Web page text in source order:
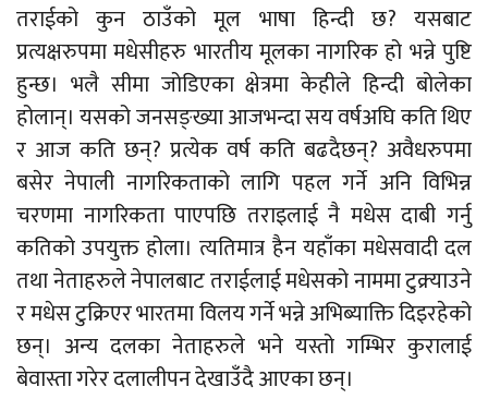
तराईको कुन ठाउँको मूल भाषा हिन्दी छ? यसबाट
प्रत्यक्षरुपमा मधेसीहरु भारतीय मूलका नागरिक हो भन्ने पुष्टि
हुन्छ। भलै सीमा जोडिएका क्षेत्रमा केहीले हिन्दी बोलेका
होलान्। यसको जनसङ्ख्या आजभन्दा सय वर्षअघि कति थिए
र आज कति छन्? प्रत्येक वर्ष कति बढदैछन्? अवैधरुपमा
बसेर नेपाली नागरिकताको लागि पहल गर्ने अनि विभिन्न
चरणमा नागरिकता पाएपछि तराइलाई नै मधेस दाबी गर्नु
कतिको उपयुक्त होला। त्यतिमात्र हैन यहाँका मधेसवादी दल
तथा नेताहरुले नेपालबाट तराईलाई मधेसको नाममा टुक्र्याउने
र मधेस टुक्रिएर भारतमा विलय गर्ने भन्ने अभिब्याक्ति दिइरहेको
छन्। अन्य दलका नेताहरुले भने यस्तो गम्भिर कुरालाई
बेवास्ता गरेर दलालीपन देखाउँदै आएका छन्।